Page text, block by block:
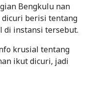
Bengkulu nan
dicuri berisi tentang
di instansi tersebut.
krusial tentang
ikut dicuri, jadi